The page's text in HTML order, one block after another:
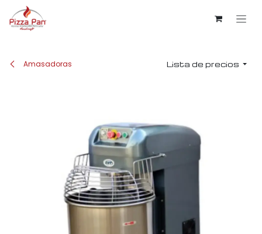
Ir al contenido
Amasadoras Lista de precios